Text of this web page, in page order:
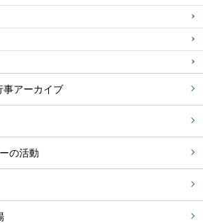
事アーカイブ
の活動